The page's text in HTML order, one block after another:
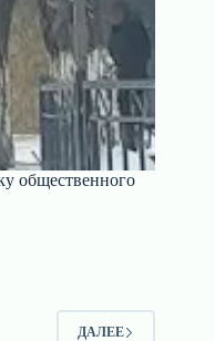
общественного
ДАЛЕЕ